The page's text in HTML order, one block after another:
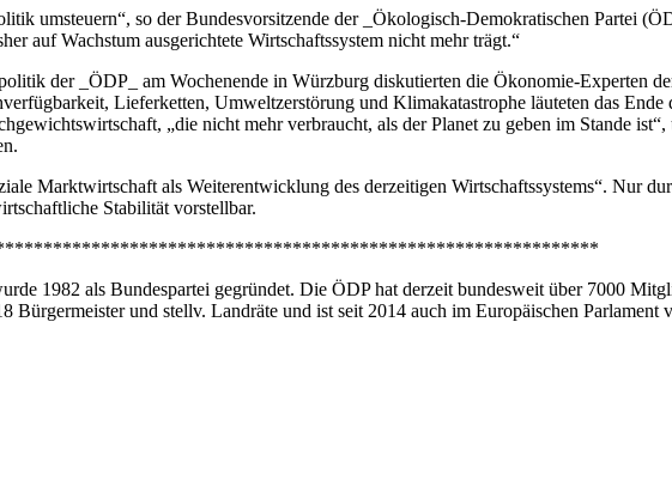
umsteuern“, so der Bundesvorsitzende der _Ökologisch-Demokratischen Partei
auf Wachstum ausgerichtete Wirtschaftssystem nicht mehr trägt.“
der _ÖDP_ am Wochenende in Würzburg diskutierten die Ökonomie-Experten
Lieferketten, Umweltzerstörung und Klimakatastrophe läuteten das
„die nicht mehr verbraucht, als der Planet zu geben im Stande
Marktwirtschaft als Weiterentwicklung des derzeitigen Wirtschaftssystems“. Nur
Stabilität vorstellbar.
1982 als Bundespartei gegründet. Die ÖDP hat derzeit bundesweit über 7000
Bürgermeister und stellv. Landräte und ist seit 2014 auch im Europäischen Parlament